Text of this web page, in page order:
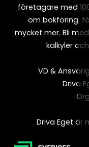
företagare med
om bokföring,
mycket mer. Bli
kalkyler
VD &
Driva
Driva Eget är